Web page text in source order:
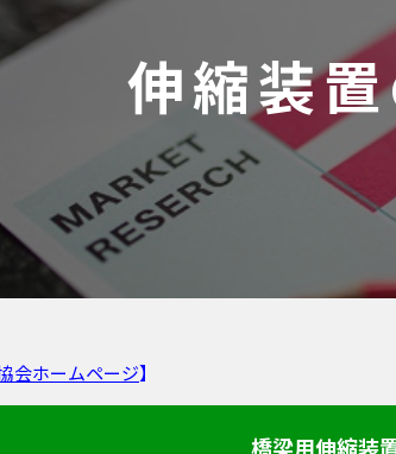
伸縮装
会ホームページ】
橋梁用伸縮装